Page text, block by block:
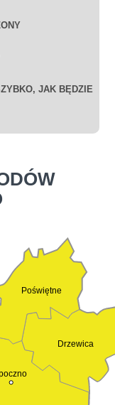
JAK BĘDZIE
Drzewica
Poświętne